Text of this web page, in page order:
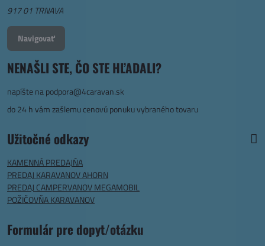
917 01 TRNAVA
Navigovať
NENAŠLI STE, ČO STE HĽADALI?
napíšte napodpora@4caravan.sk
do 24 h vám zašlemu cenovú ponuku vybraného tovaru
Užitočné odkazy
KAMENNÁ PREDAJŇA
PREDAJ KARAVANOV AHORN
PREDAJ CAMPERVANOV MEGAMOBIL
POŽIČOVŇA KARAVANOV
Formulár pre dopyt/otázku